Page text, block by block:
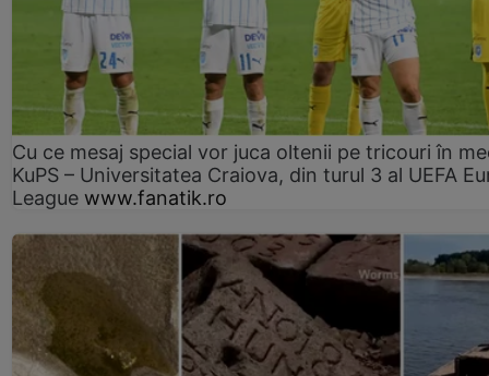
Cu ce mesaj special vor juca oltenii pe tricouri în
KuPS – Universitatea Craiova, din turul 3 al UEFA
League www.fanatik.ro